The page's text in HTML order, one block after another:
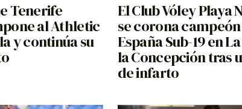
Tenerife
al Athletic
y continúa su
El Club Vóley Playa
se corona
España Sub-19 en
la Concepción tras
de infarto